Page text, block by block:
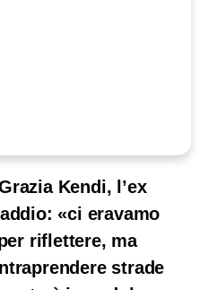
Kendi, l’ex
«ci eravamo
riflettere, ma
strade